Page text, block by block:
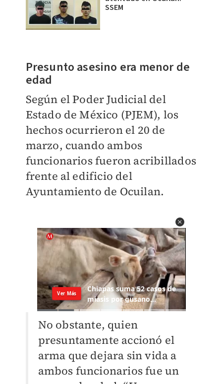
SSEM
Presunto asesino era menor de
edad
Según el Poder Judicial del
Estado de México (PJEM), los
hechos ocurrieron el 20 de
marzo, cuando ambos
funcionarios fueron acribillados
frente al edificio del
Ayuntamiento de Ocuilan.
No obstante, quien
presuntamente accionó el
arma que dejara sin vida a
ambos funcionarios fue un